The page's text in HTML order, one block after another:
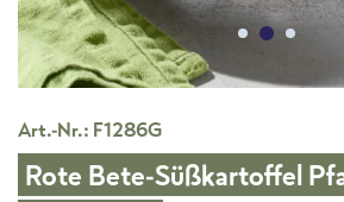
Art.-Nr.: F1286G
Rote Bete-Süßkartoffel